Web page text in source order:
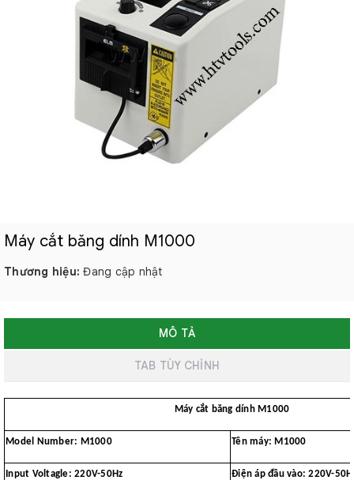
Máy cắt băng dính M1000
Thương hiệu: Đang cập nhật
MÔ TẢ
TAB TÙY CHỈNH
Máy cắt băng dính M1000
Model Number: M1000 Tên máy: M1000
Input Voltagle: 220V-50Hz Điện áp đầu vào: 220V-